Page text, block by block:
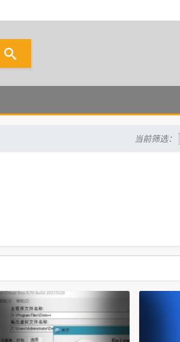
当前筛选：